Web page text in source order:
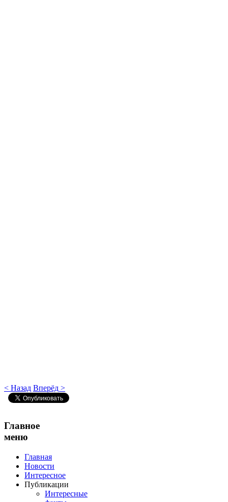
< Назад Вперёд >
Главное
меню
Главная
Новости
Интересное
Публикации
Интересные